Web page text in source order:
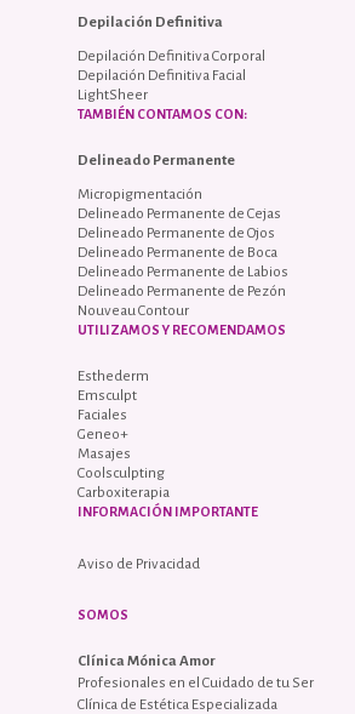
Depilación Definitiva
Depilación Definitiva Corporal
Depilación Definitiva Facial
LightSheer
TAMBIÉN CONTAMOS CON:
Delineado Permanente
Micropigmentación
Delineado Permanente de Cejas
Delineado Permanente de Ojos
Delineado Permanente de Boca
Delineado Permanente de Labios
Delineado Permanente de Pezón
Nouveau Contour
UTILIZAMOS Y RECOMENDAMOS
Esthederm
Emsculpt
Faciales
Geneo+
Masajes
Coolsculpting
Carboxiterapia
INFORMACIÓN IMPORTANTE
Aviso de Privacidad
SOMOS
Clínica Mónica Amor
Profesionales en el Cuidado de tu Ser
Clínica de Estética Especializada